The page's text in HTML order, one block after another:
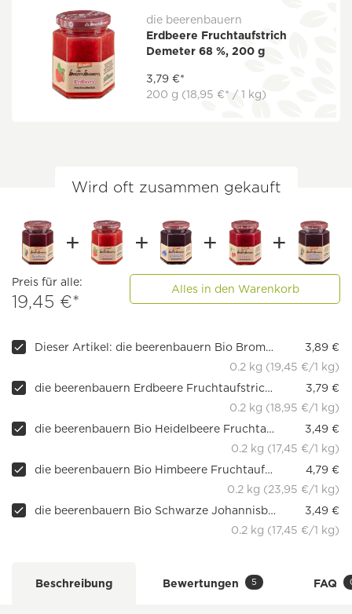
die beerenbauern
Erdbeere Fruchtaufstrich
Demeter 68 %, 200 g
3,79 €*
200 g (18,95 €* / 1 kg)
Wird oft zusammen gekauft
Preis für alle:
19,45 €*
Alles in den Warenkorb
Dieser Artikel: die beerenbauern Bio Brombeere Fruchtaufstrich
3,89 €
0.2 kg (19,45 €/1 kg)
die beerenbauern Erdbeere Fruchtaufstrich Demeter 68 %, 200 g
3,79 €
0.2 kg (18,95 €/1 kg)
die beerenbauern Bio Heidelbeere Fruchtaufstrich
3,49 €
0.2 kg (17,45 €/1 kg)
die beerenbauern Bio Himbeere Fruchtaufstrich
4,79 €
0.2 kg (23,95 €/1 kg)
die beerenbauern Bio Schwarze Johannisbeere Fruchtaufstrich, 200 g
3,49 €
0.2 kg (17,45 €/1 kg)
Beschreibung Bewertungen 5 FAQ